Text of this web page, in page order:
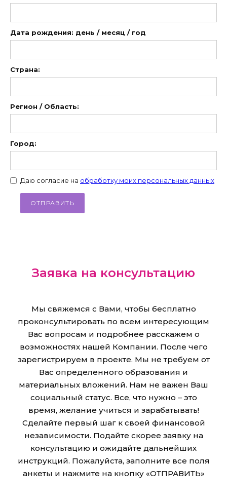
Дата рождения: день / месяц / год
Страна:
Регион / Область:
Город:
Даю согласие на обработку моих персональных данных
Заявка на консультацию
Мы свяжемся с Вами, чтобы бесплатно
проконсультировать по всем интересующим
Вас вопросам и подробнее расскажем о
возможностях нашей Компании. После чего
зарегистрируем в проекте. Мы не требуем от
Вас определенного образования и
материальных вложений. Нам не важен Ваш
социальный статус. Все, что нужно – это
время, желание учиться и зарабатывать!
Сделайте первый шаг к своей финансовой
независимости. Подайте скорее заявку на
консультацию и ожидайте дальнейших
инструкций. Пожалуйста, заполните все поля
анкеты и нажмите на кнопку «ОТПРАВИТЬ»